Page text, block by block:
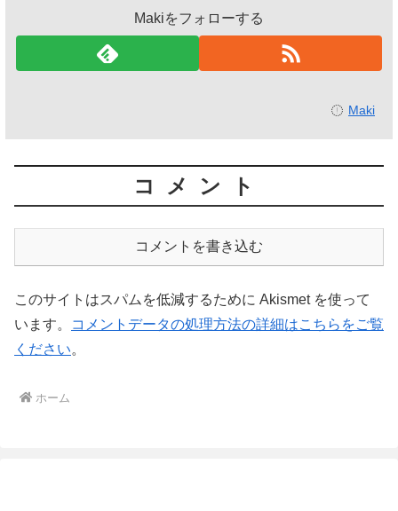
Makiをフォローする
Maki
コメント
コメントを書き込む
このサイトはスパムを低減するために Akismet を使って
います。
コメントデータの処理方法の詳細はこちらをご覧
ください。
ホーム